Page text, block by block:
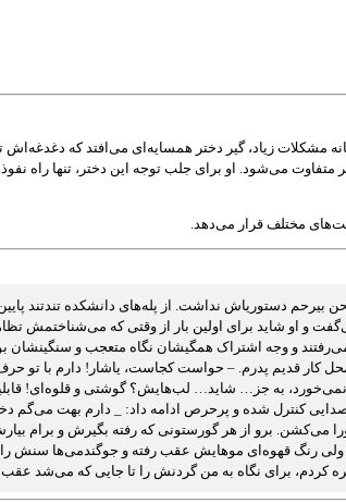
مشکلات زیاد، گیر دختر همسایه‌ای می‌افتد که
می‌شود. او برای جلب توجه این دختر، تنها راه نفوذ
مختلف قرار می‌دهد.
بیرحم دستوریاش نداشت. از پله‌های دانشکده تندتند
و او شاید برای اولین بار از وقتی که می‌شناختمش
می‌رفتند و وجه اشتراک همگیشان نگاه متعجب و
محل کار قدیم پدرم. – حواست کجاست، یاشار! دارم با تو
نمی‌خورد، به جز… شاید… لب‌هایش؟ گوشتی و قلوه‌ای!
کنترل شده و پرحرص ادامه داد: _ دارم بهت می‌گم
برو از هر گورستونی که رفته بگیرش و برام
رنگ قهوه‌ای موهایش عقب رفته و جوگندمی‌ها سنش را
برای نگاه به من گردنش را تا جایی که می‌شد عقب